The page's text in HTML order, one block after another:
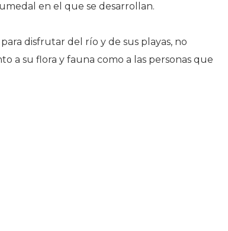
en el que se desarrollan.
disfrutar del río y de sus playas, no
a su flora y fauna como a las personas que